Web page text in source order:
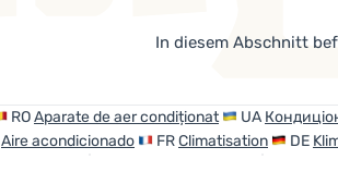
In diesem Abschnitt
ROAparate de aer condiționat UA
Aire acondicionado FRClimatisation DE